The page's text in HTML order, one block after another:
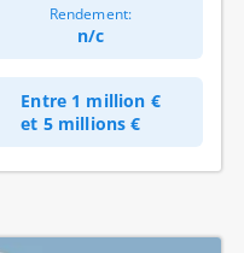
Rendement:
n/c
Entre 1 million €
et 5 millions €